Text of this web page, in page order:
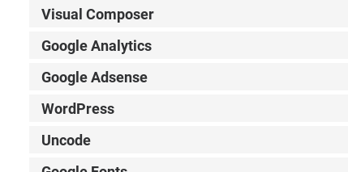
Visual Composer
Google Analytics
Google Adsense
WordPress
Uncode